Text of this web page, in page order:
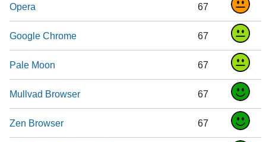
Opera 67
Google Chrome 67
Pale Moon 67
Mullvad Browser 67
Zen Browser 67